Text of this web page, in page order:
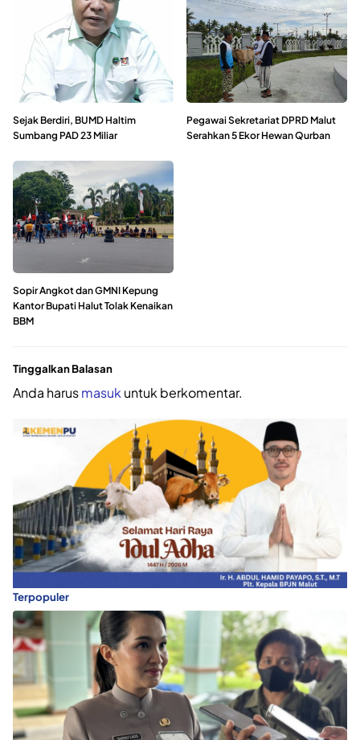
Sejak Berdiri, BUMD Haltim
Sumbang PAD 23 Miliar
Pegawai Sekretariat DPRD Malut
Serahkan 5 Ekor Hewan Qurban
Sopir Angkot dan GMNI Kepung
Kantor Bupati Halut Tolak Kenaikan
BBM
Tinggalkan Balasan
Anda harusmasuk untuk berkomentar.
Terpopuler